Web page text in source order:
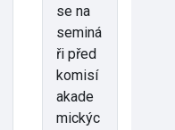
se na
seminá
ři před
komisí
akade
mickýc